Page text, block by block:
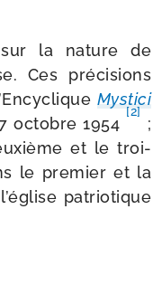
sur la nature de
Ces pré­ci­sions
Mystici
octobre 1954
[2]
;
et le troi­
le pre­mier et la
patrio­tique